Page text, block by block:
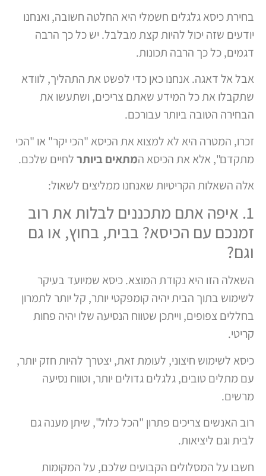
בחירת כיסא גלגלים חשמלי היא החלטה חשובה, ואנחנו
יודעים שזה יכול להיות קצת מבלבל. יש כל כך הרבה
דגמים, כל כך הרבה תכונות.
אבל אל דאגה. אנחנו כאן כדי לפשט את התהליך, לוודא
שתקבלו את כל המידע שאתם צריכים, ושתעשו את
הבחירה הטובה ביותר עבורכם.
זכרו, המטרה היא לא למצוא את הכיסא "הכי יקר" או "הכי
מתקדם", אלא את הכיסא המתאים ביותרלחיים שלכם.
אלה השאלות הקריטיות שאנחנו ממליצים לשאול:
1. איפה אתם מתכננים לבלות את רוב
זמנכם עם הכיסא? בבית, בחוץ, או גם
וגם?
השאלה הזו היא נקודת המוצא. כיסא שמיועד בעיקר
לשימוש בתוך הבית יהיה קומפקטי יותר, קל יותר לתמרון
בחללים צפופים, וייתכן שטווח הנסיעה שלו יהיה פחות
קריטי.
כיסא לשימוש חיצוני, לעומת זאת, יצטרך להיות חזק יותר,
עם מתלים טובים, גלגלים גדולים יותר, וטווח נסיעה
מרשים.
רוב האנשים צריכים פתרון "הכל כלול", שיתן מענה גם
לבית וגם ליציאות.
חשבו על המסלולים הקבועים שלכם, על המקומות